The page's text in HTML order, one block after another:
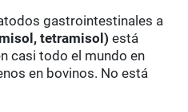
gastrointestinales a
tetramisol) está
casi todo el mundo en
en bovinos. No está